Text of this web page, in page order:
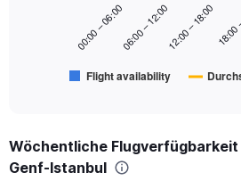
categories.
Range:
Flight availability
00:00 – 06:0006:00 – 12:0012:00 – 18:00
Wöchentliche
Genf-Istanbul